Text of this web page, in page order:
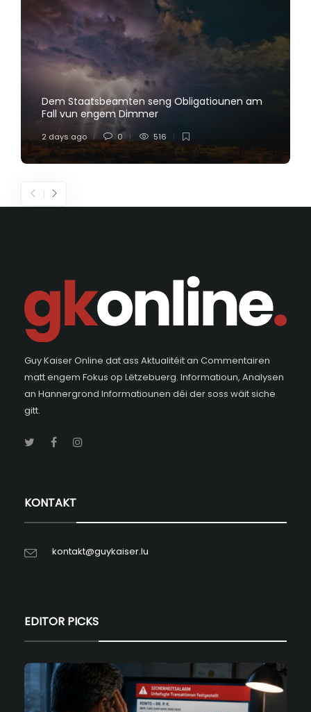
Dem Staatsbeamten seng Obligatiounen am
Fall vun engem Dimmer
2 days ago 0 516
Guy Kaiser Online dat ass Aktualitéit an Commentairen
matt engem Fokus op Lëtzebuerg. Informatioun, Analysen
an Hannergrond Informatiounen déi der soss wäit siche
gitt.
KONTAKT
kontakt@guykaiser.lu
EDITOR PICKS